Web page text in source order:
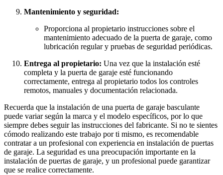
Mantenimiento y seguridad:
Proporciona al propietario instrucciones sobre el
mantenimiento adecuado de la puerta de garaje, como
lubricación regular y pruebas de seguridad periódicas.
Entrega al propietario: Una vez que la instalación esté
completa y la puerta de garaje esté funcionando
correctamente, entrega al propietario todos los controles
remotos, manuales y documentación relacionada.
Recuerda que la instalación de una puerta de garaje basculante
puede variar según la marca y el modelo específicos, por lo que
siempre debes seguir las instrucciones del fabricante. Si no te sientes
cómodo realizando este trabajo por ti mismo, es recomendable
contratar a un profesional con experiencia en instalación de puertas
de garaje. La seguridad es una preocupación importante en la
instalación de puertas de garaje, y un profesional puede garantizar
que se realice correctamente.